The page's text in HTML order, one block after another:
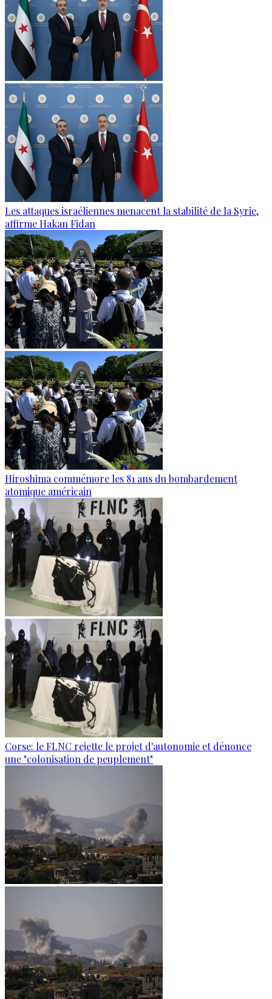
Les attaques israéliennes menacent la stabilité de la Syrie,
affirme Hakan Fidan
Hiroshima commémore les 81 ans du bombardement
atomique américain
Corse: le FLNC rejette le projet d'autonomie et dénonce
une "colonisation de peuplement"